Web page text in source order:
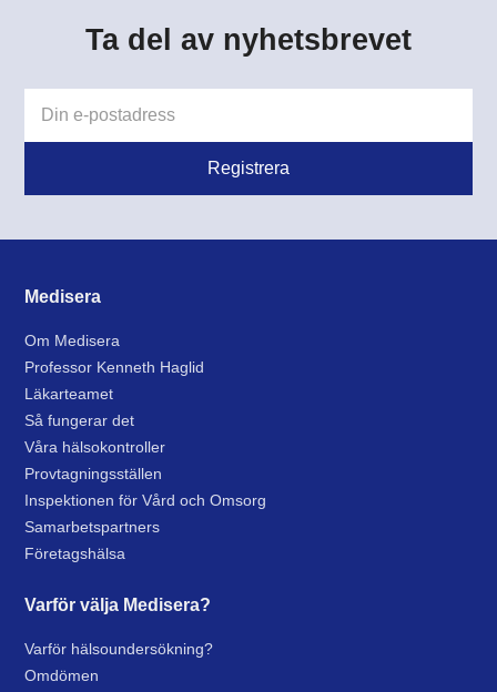
Ta del av nyhetsbrevet
Medisera
Om Medisera
Professor Kenneth Haglid
Läkarteamet
Så fungerar det
Våra hälsokontroller
Provtagningsställen
Inspektionen för Vård och Omsorg
Samarbetspartners
Företagshälsa
Varför välja Medisera?
Varför hälsoundersökning?
Omdömen